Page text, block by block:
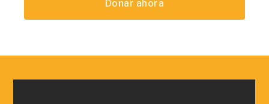
Donar ahora